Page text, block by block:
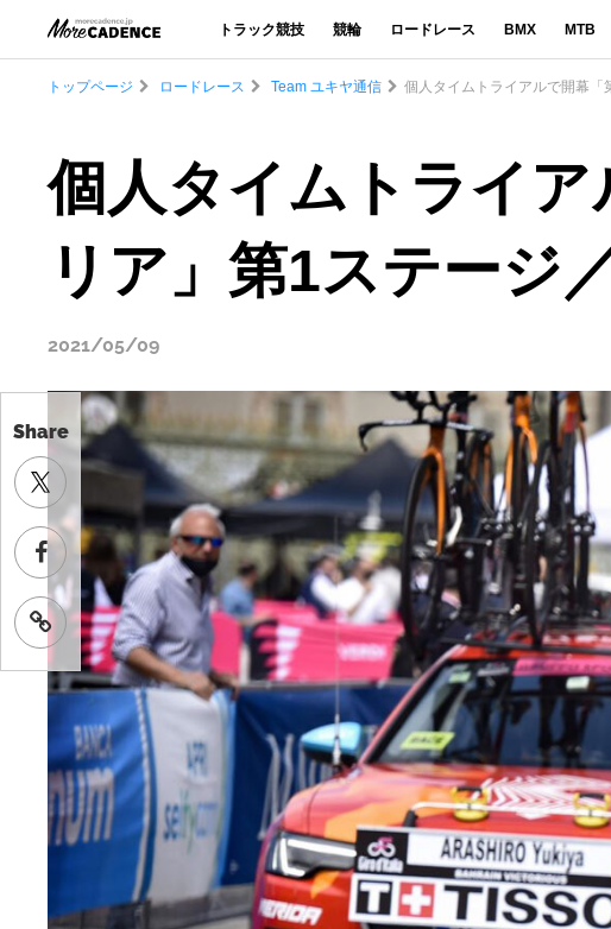
トラック競技 競輪 ロードレース BMX MTB
Share
トップページ ロードレース Team ユキヤ通信 個人タイムトライアルで開幕
個人タイムトライ
リア」第1ステージ
2021/05/09